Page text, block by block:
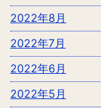
2022年8月
2022年7月
2022年6月
2022年5月